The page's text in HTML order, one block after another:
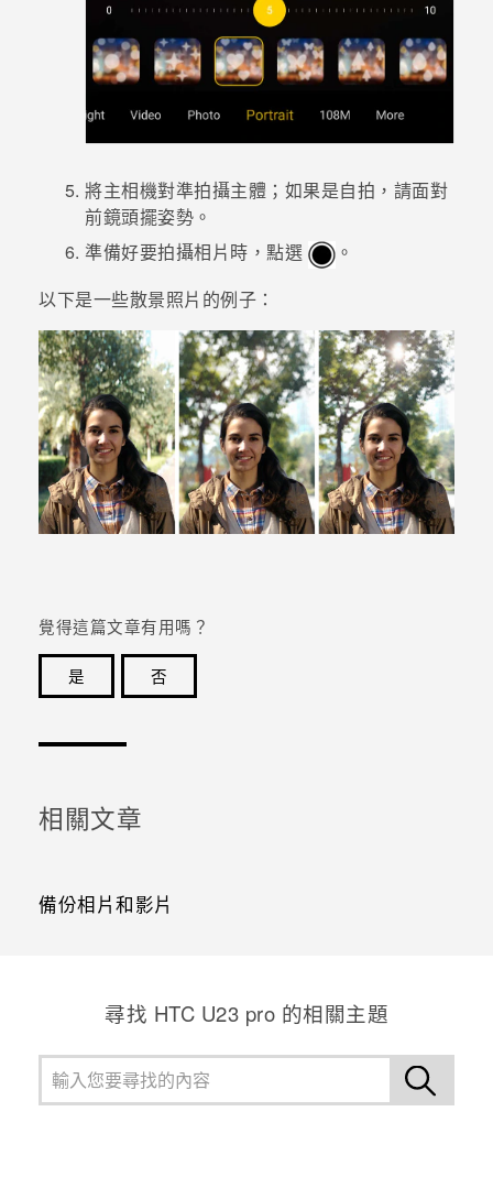
將主相機對準拍攝主體；如果是自拍，請面對
前鏡頭擺姿勢。
準備好要拍攝相片時，點選
。
以下是一些散景照片的例子：
覺得這篇文章有用嗎？
是
否
相關文章
備份相片和影片
尋找 HTC U23 pro 的相關主題